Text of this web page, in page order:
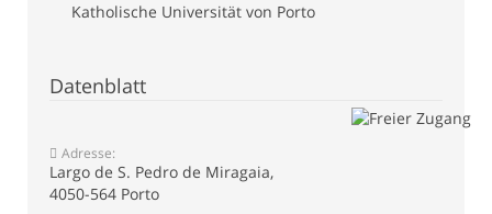
Katholische Universität von Porto
Datenblatt
Adresse:
Largo de S. Pedro de Miragaia,
4050-564 Porto